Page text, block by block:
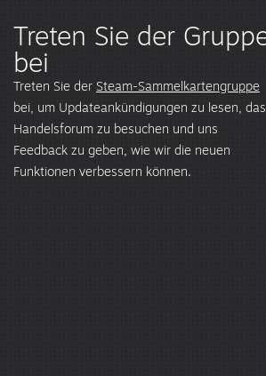
Treten Sie der
bei
Treten Sie der Steam-Sammelkartengruppe
bei, um Updateankündigungen zu lesen, das
Handelsforum zu besuchen und uns
Feedback zu geben, wie wir die neuen
Funktionen verbessern können.